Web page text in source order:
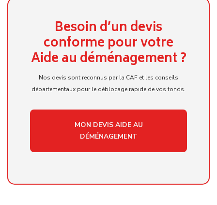
Besoin d’un devis
conforme pour votre
Aide au déménagement ?
Nos devis sont reconnus par la CAF et les conseils
départementaux pour le déblocage rapide de vos fonds.
MON DEVIS AIDE AU
DÉMÉNAGEMENT